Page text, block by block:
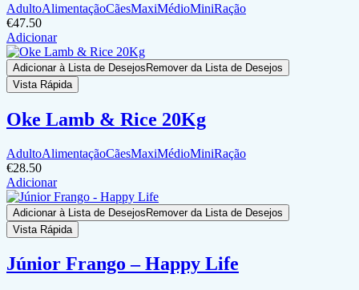
AdultoAlimentaçãoCãesMaxiMédioMiniRação
€47.50
Adicionar
Adicionar à Lista de Desejos Remover da Lista de Desejos
Vista Rápida
Oke Lamb & Rice 20Kg
AdultoAlimentaçãoCãesMaxiMédioMiniRação
€28.50
Adicionar
Adicionar à Lista de DesejosRemover da Lista de Desejos
Vista Rápida
Júnior Frango – Happy Life